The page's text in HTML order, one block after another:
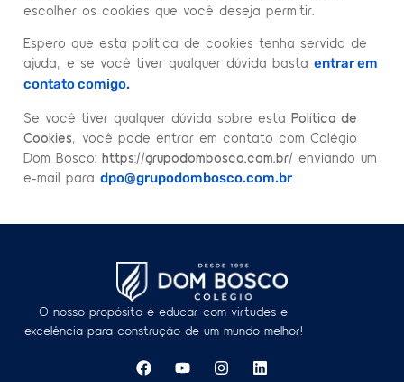
escolher os cookies que você deseja permitir.
Espero que esta política de cookies tenha servido de
ajuda, e se você tiver qualquer dúvida basta entrar em
contato comigo.
Se você tiver qualquer dúvida sobre esta Política de
Cookies, você pode entrar em contato com Colégio
Dom Bosco: https://grupodombosco.com.br/ enviando um
e-mail para dpo@grupodombosco.com.br
O nosso propósito é educar com virtudes e
excelência para construção de um mundo melhor!